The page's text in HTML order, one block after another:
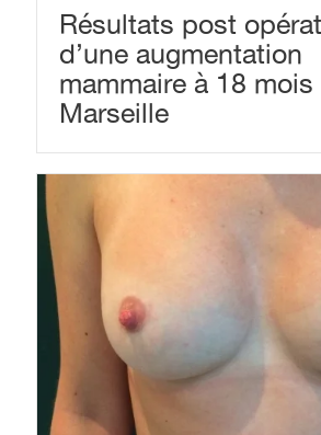
Résultats post
d’une augmentation
mammaire à 18 mois
Marseille